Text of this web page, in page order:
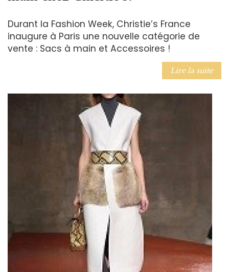
Durant la Fashion Week, Christie’s France
inaugure à Paris une nouvelle catégorie de
vente : Sacs à main et Accessoires !
Lire la suite